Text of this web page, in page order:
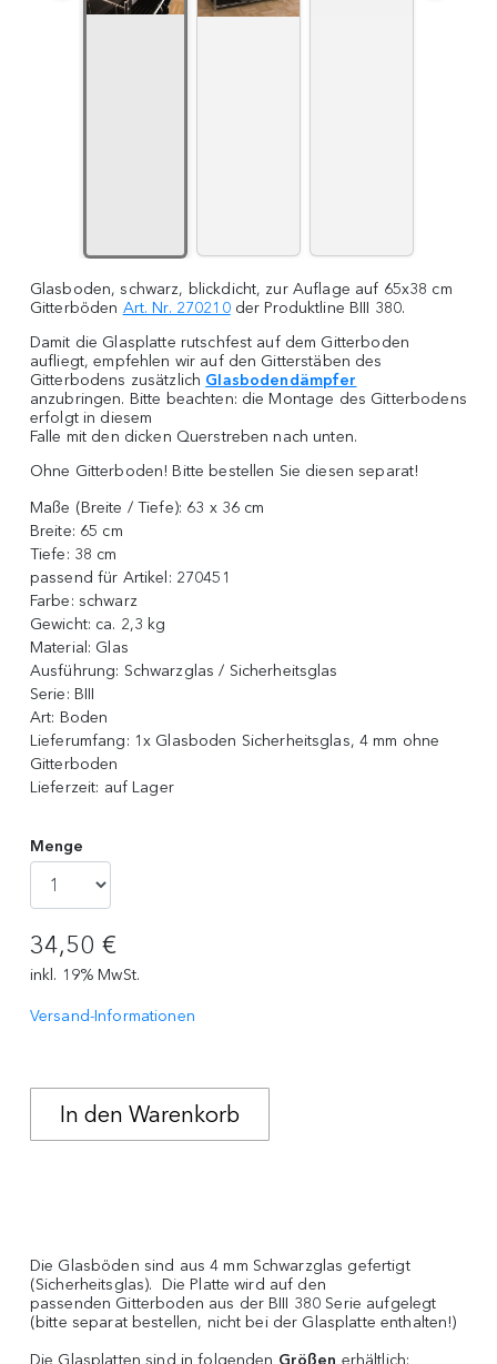
Glasboden, schwarz, blickdicht, zur Auflage auf 65x38 cm
Gitterböden Art. Nr. 270210der Produktline BIII 380.
Damit die Glasplatte rutschfest auf dem Gitterboden
aufliegt, empfehlen wir auf den Gitterstäben des
Gitterbodens zusätzlich Glasbodendämpfer
anzubringen. Bitte beachten: die Montage des Gitterbodens
erfolgt in diesem
Falle mit den dicken Querstreben nach unten.
Ohne Gitterboden! Bitte bestellen Sie diesen separat!
Maße (Breite / Tiefe): 63 x 36 cm
Breite: 65 cm
Tiefe: 38 cm
passend für Artikel: 270451
Farbe: schwarz
Gewicht: ca. 2,3 kg
Material: Glas
Ausführung: Schwarzglas / Sicherheitsglas
Serie: BIII
Art: Boden
Lieferumfang: 1x Glasboden Sicherheitsglas, 4 mm ohne
Gitterboden
Lieferzeit: auf Lager
Menge
34,50 €
inkl. 19% MwSt.
Versand-Informationen
Die Glasböden sind aus 4 mm Schwarzglas gefertigt
(Sicherheitsglas). Die Platte wird auf den
passenden Gitterboden aus der BIII 380 Serie aufgelegt
(bitte separat bestellen, nicht bei der Glasplatte enthalten!)